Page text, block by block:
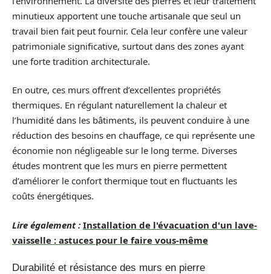
minutieux apportent une touche artisanale que seul un
travail bien fait peut fournir. Cela leur confère une valeur
patrimoniale significative, surtout dans des zones ayant
une forte tradition architecturale.
En outre, ces murs offrent d’excellentes propriétés
thermiques. En régulant naturellement la chaleur et
l’humidité dans les bâtiments, ils peuvent conduire à une
réduction des besoins en chauffage, ce qui représente une
économie non négligeable sur le long terme. Diverses
études montrent que les murs en pierre permettent
d’améliorer le confort thermique tout en fluctuants les
coûts énergétiques.
Lire également : Installation de l'évacuation d'un lave-
vaisselle : astuces pour le faire vous-même
Durabilité et résistance des murs en pierre